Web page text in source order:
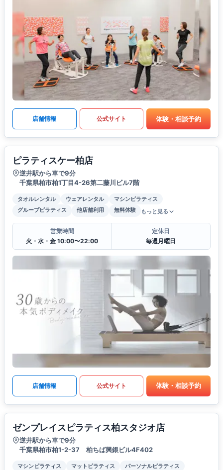
店舗情報 公式サイト 体験・相談予約
ピラティスケー柏店
逆井駅から車で9分
千葉県柏市柏1丁目4-26第二藤川ビル7階
タオルレンタル ウェアレンタル
マシンピラティス
グループピラティス
他店舗利用 無料体験 もっと見る
営業時間
火・水・金 10:00〜22:00
定休日
毎週月曜日
店舗情報 公式サイト 体験・相談予約
ゼンプレイスピラティス柏スタジオ店
逆井駅から車で9分
千葉県柏市柏1-2-37 柏ちば興銀ビル4F402
マシンピラティス マットピラティス
パーソナルピラティス